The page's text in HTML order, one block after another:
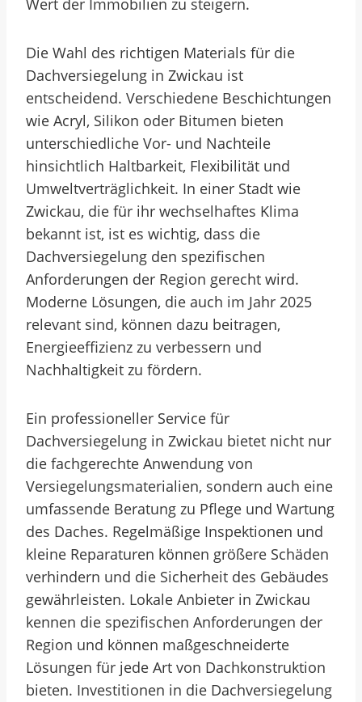
Wert der Immobilien zu steigern.
Die Wahl des richtigen Materials für die
Dachversiegelung in Zwickau ist
entscheidend. Verschiedene Beschichtungen
wie Acryl, Silikon oder Bitumen bieten
unterschiedliche Vor- und Nachteile
hinsichtlich Haltbarkeit, Flexibilität und
Umweltverträglichkeit. In einer Stadt wie
Zwickau, die für ihr wechselhaftes Klima
bekannt ist, ist es wichtig, dass die
Dachversiegelung den spezifischen
Anforderungen der Region gerecht wird.
Moderne Lösungen, die auch im Jahr 2025
relevant sind, können dazu beitragen,
Energieeffizienz zu verbessern und
Nachhaltigkeit zu fördern.
Ein professioneller Service für
Dachversiegelung in Zwickau bietet nicht nur
die fachgerechte Anwendung von
Versiegelungsmaterialien, sondern auch eine
umfassende Beratung zu Pflege und Wartung
des Daches. Regelmäßige Inspektionen und
kleine Reparaturen können größere Schäden
verhindern und die Sicherheit des Gebäudes
gewährleisten. Lokale Anbieter in Zwickau
kennen die spezifischen Anforderungen der
Region und können maßgeschneiderte
Lösungen für jede Art von Dachkonstruktion
bieten. Investitionen in die Dachversiegelung